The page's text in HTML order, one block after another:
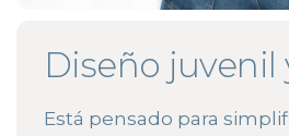
Diseño juvenil
Está pensado para